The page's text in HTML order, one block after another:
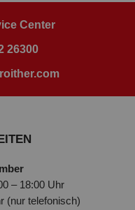
Center
26300
– 18:00 Uhr
(nur telefonisch)